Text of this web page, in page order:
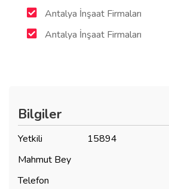
Antalya İnşaat Firmaları
Antalya İnşaat Firmaları
Bilgiler
15894
Yetkili
Mahmut Bey
Telefon